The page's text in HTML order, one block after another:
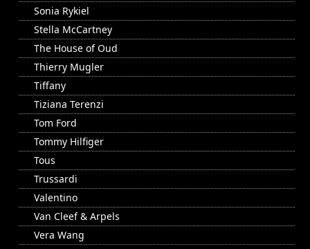
Sonia Rykiel
Stella McCartney
The House of Oud
Thierry Mugler
Tiffany
Tiziana Terenzi
Tom Ford
Tommy Hilfiger
Tous
Trussardi
Valentino
Van Cleef & Arpels
Vera Wang